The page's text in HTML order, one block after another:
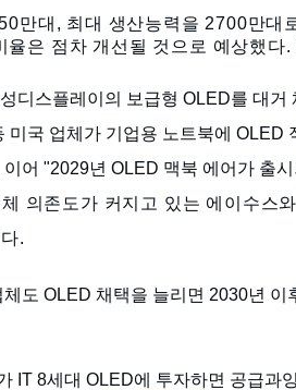
만대, 최대 생산능력을 2700만대
율은 점차 개선될 것으로 예상했 다.
디스플레이의 보급형 OLED를 대거
국 업체가 기업용 노트북에 OLED
어 "2029년 OLED 맥북 에어가 출
의존도가 커지고 있는 에이수스
.
도 OLED 채택을 늘리면 2030년 이
IT 8세대 OLED에 투자하면 공급과